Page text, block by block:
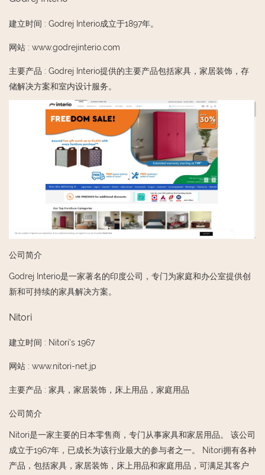
建立时间 : Godrej Interio成立于1897年。
网站 : www.godrejinterio.com
主要产品 : Godrej Interio提供的主要产品包括家具，家居装饰，存
储解决方案和室内设计服务。
公司简介
Godrej Interio是一家著名的印度公司，专门为家庭和办公室提供创
新和可持续的家具解决方案。
Nitori
建立时间 : Nitori's 1967
网站 : www.nitori-net.jp
主要产品 : 家具，家居装饰，床上用品，家庭用品
公司简介
Nitori是一家主要的日本零售商，专门从事家具和家居用品。 该公司
成立于1967年，已成长为该行业最大的参与者之一。 Nitori拥有各种
产品，包括家具，家居装饰，床上用品和家庭用品，可满足其客户